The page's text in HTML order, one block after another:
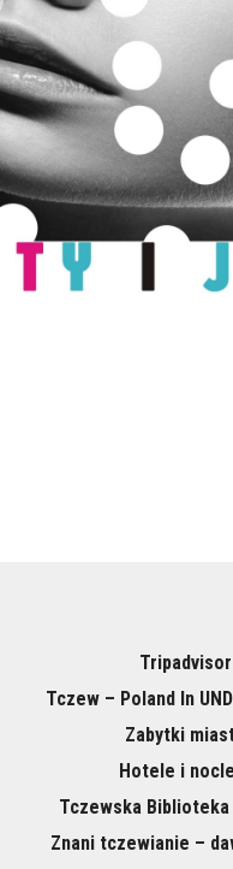
Tripadvisor
Tczew – Poland In
Zabytki
Hotele i
Tczewska
Znani tczewianie –